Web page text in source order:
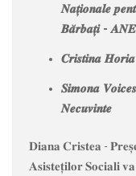
𝑵𝒂𝒕̦𝒊𝒐𝒏𝒂𝒍𝒆
𝑩𝒂̆𝒓𝒃𝒂𝒕̦𝒊 -
𝑪𝒓𝒊𝒔𝒕𝒊𝒏𝒂
𝑺𝒊𝒎𝒐𝒏𝒂
𝑵𝒆𝒄𝒖𝒗𝒊𝒏𝒕𝒆
𝐃𝐢𝐚𝐧𝐚 𝐂𝐫𝐢𝐬𝐭𝐞𝐚 -
𝐀𝐬𝐢𝐬𝐭𝐞𝐭̦𝐢𝐥𝐨𝐫 𝐒𝐨𝐜𝐢𝐚𝐥𝐢